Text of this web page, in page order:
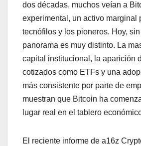
dos décadas, muchos veían a
experimental, un activo marginal
tecnófilos y los pioneros. Hoy, sin
panorama es muy distinto. La
capital institucional, la aparición
cotizados como ETFs y una
más consistente por parte de
muestran que Bitcoin ha
lugar real en el tablero
El reciente informe de a16z